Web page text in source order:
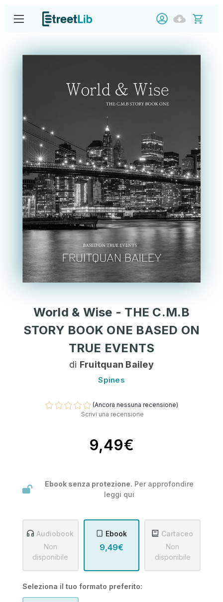
World & Wise - THE C.M.B
STORY BOOK ONE BASED ON
TRUE EVENTS
di Fruitquan Bailey
Spines
(Ancora nessuna recensione)
Scrivi una recensione
9,49€
Ebook senza protezione. Per approfondire
leggi qui
Audiobook
Non
disponibile
Ebook
9,49€
Cartaceo
Non
disponibile
Seleziona il tuo formato preferito: